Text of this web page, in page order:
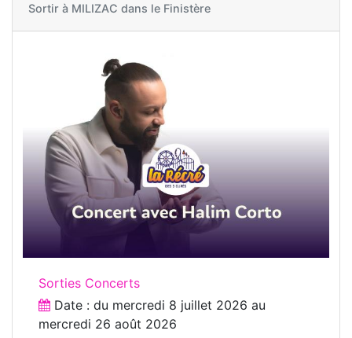
Sortir à MILIZAC dans le Finistère
Sorties Concerts
Date : du mercredi 8 juillet 2026 au
mercredi 26 août 2026